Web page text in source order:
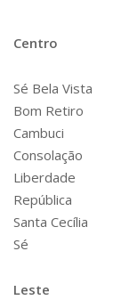
Centro
Sé Bela Vista
Bom Retiro
Cambuci
Consolação
Liberdade
República
Santa Cecília
Sé
Leste